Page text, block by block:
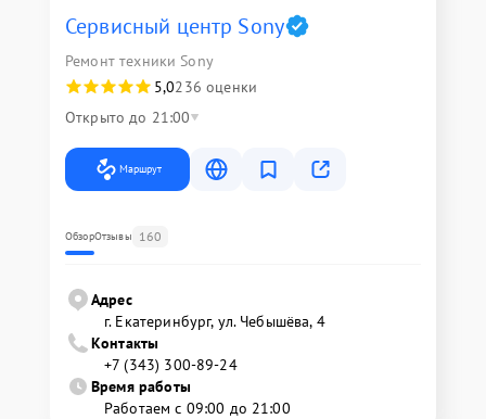
Сервисный центр Sony
Ремонт техники Sony
5,0236 оценки
Открыто до 21:00
Маршрут
ОбзорОтзывы 160
Адрес
г. Екатеринбург, ул. Чебышёва, 4
Контакты
+7 (343) 300-89-24
Время работы
Работаем с 09:00 до 21:00